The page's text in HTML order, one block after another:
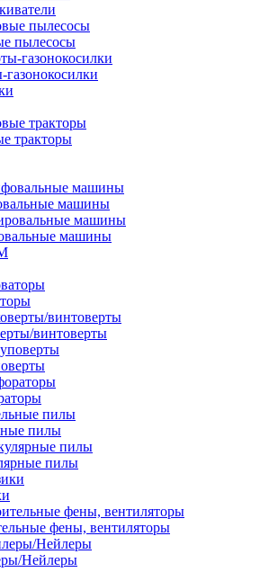
пылесосы
газонокосилки
тракторы
машины
машины
винтоверты
пилы
пилы
фены, вентиляторы
Нейлеры